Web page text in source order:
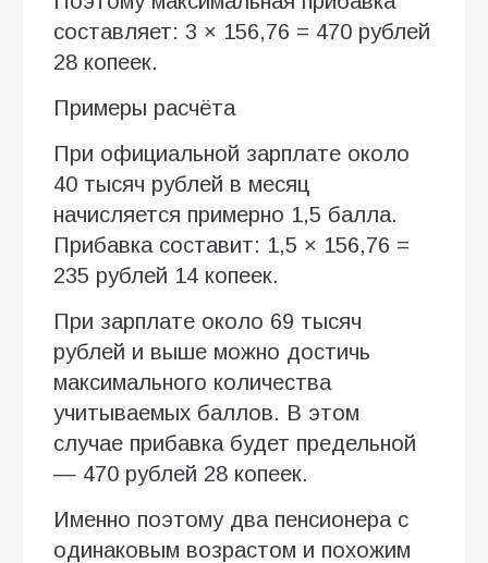
составляет: 3 × 156,76 = 470 рублей
28 копеек.
Примеры расчёта
При официальной зарплате около
40 тысяч рублей в месяц
начисляется примерно 1,5 балла.
Прибавка составит: 1,5 × 156,76 =
235 рублей 14 копеек.
При зарплате около 69 тысяч
рублей и выше можно достичь
максимального количества
учитываемых баллов. В этом
случае прибавка будет предельной
— 470 рублей 28 копеек.
Именно поэтому два пенсионера с
одинаковым возрастом и похожим